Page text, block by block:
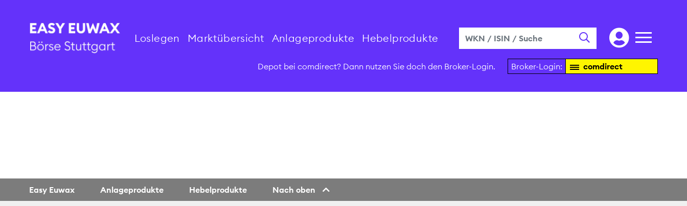
Loslegen Marktübersicht Anlageprodukte Hebelprodukte
Depot bei comdirect? Dann nutzen Sie doch den Broker-Login. Broker-Login: comdirect
Easy Euwax Anlageprodukte Hebelprodukte Nach oben